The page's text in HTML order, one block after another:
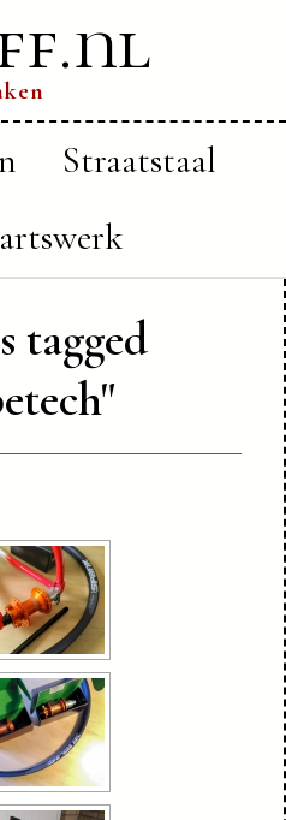
Straatstaal
tagged